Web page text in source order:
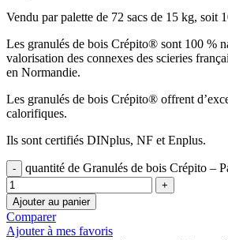
Vendu par palette de 72 sacs de 15 kg, soit
Les granulés de bois Crépito® sont 100 %
valorisation des connexes des scieries
en Normandie.
Les granulés de bois Crépito® offrent
calorifiques.
Ils sont certifiés DINplus, NF et Enplus.
quantité de Granulés de bois Crépito –
Ajouter au panier
Comparer
Ajouter à mes favoris